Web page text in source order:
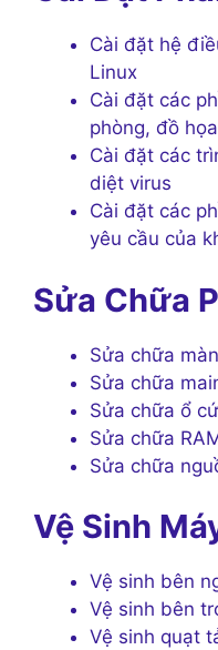
Cài đặt hệ
Linux
Cài đặt các
phòng, đồ
Cài đặt các
diệt virus
Cài đặt các
yêu cầu của
Sửa Chữa
Sửa chữa
Sửa chữa
Sửa chữa ổ
Sửa chữa
Sửa chữa
Vệ Sinh
Vệ sinh bên
Vệ sinh bên
Vệ sinh quạt